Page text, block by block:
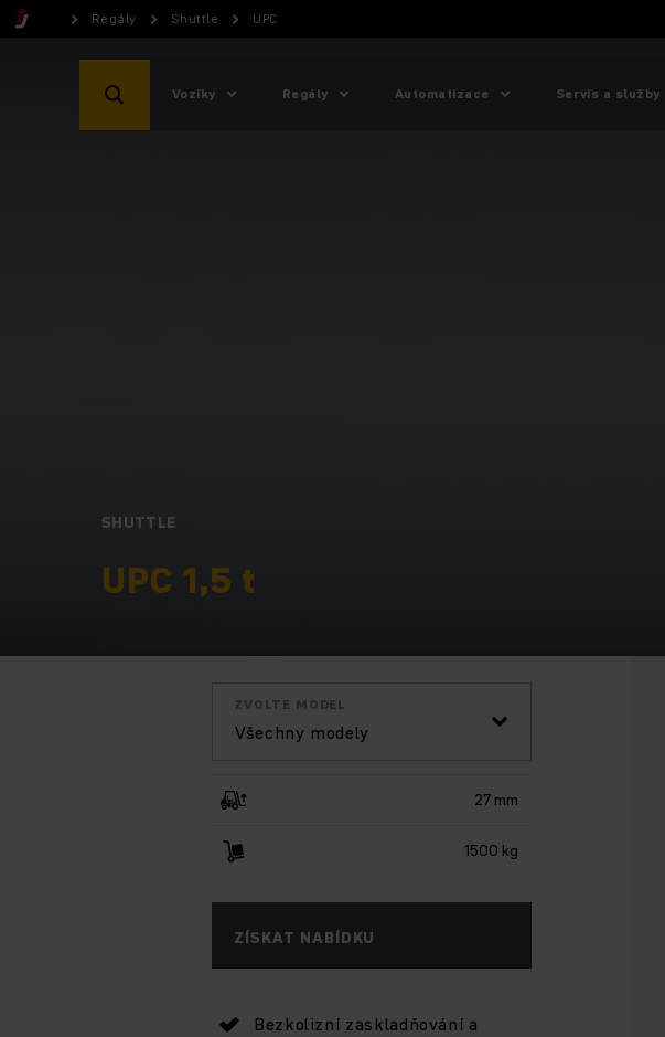
Regály Shuttle UPC
Vozíky Regály Automatizace Servis a služby
SHUTTLE
UPC 1,5 t
Všechny modely
ZVOLTE MODEL
27 mm
1500 kg
ZÍSKAT NABÍDKU
Bezkolizní zaskladňování a